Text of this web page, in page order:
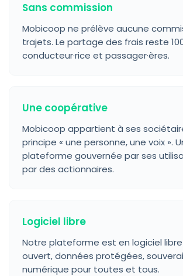
Sans commission
Mobicoop ne prélève aucune
trajets. Le partage des frais reste
conducteur·rice et passager·ères.
Une coopérative
Mobicoop appartient à ses
principe « une personne, une voix ».
plateforme gouvernée par ses
par des actionnaires.
Logiciel libre
Notre plateforme est en logiciel
ouvert, données protégées,
numérique pour toutes et tous.